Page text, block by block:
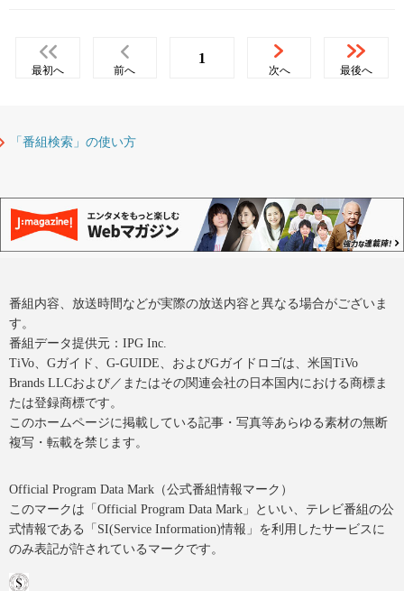
最初へ 前へ
1
次へ 最後へ
「番組検索」の使い方
番組内容、放送時間などが実際の放送内容と異なる場合がございま
す。
番組データ提供元：IPG Inc.
TiVo、Gガイド、G-GUIDE、およびGガイドロゴは、米国TiVo
Brands LLCおよび／またはその関連会社の日本国内における商標ま
たは登録商標です。
このホームページに掲載している記事・写真等あらゆる素材の無断
複写・転載を禁じます。
Official Program Data Mark（公式番組情報マーク）
このマークは「Official Program Data Mark」といい、テレビ番組の公
式情報である「SI(Service Information)情報」を利用したサービスに
のみ表記が許されているマークです。